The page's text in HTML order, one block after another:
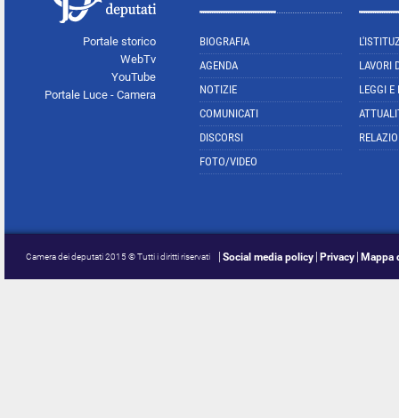
Portale storico
WebTv
YouTube
Portale Luce - Camera
BIOGRAFIA
AGENDA
NOTIZIE
COMUNICATI
DISCORSI
FOTO/VIDEO
LAVORI
LEGGI E
Camera dei deputati 2015 © Tutti i diritti riservati Social media policy Privacy Mappa